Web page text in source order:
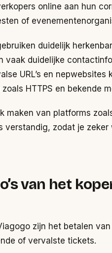
online aan hun
of
duidelijk
vaak duidelijke
URL’s en
HTTPS en bekende
maken van platforms
verstandig, zodat je
van het
zijn het betalen
of vervalste tickets.